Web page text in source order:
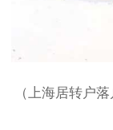
（上海居转户